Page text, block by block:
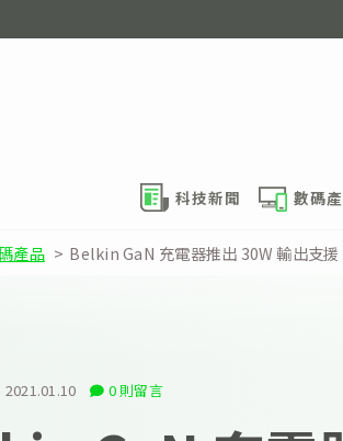
科技新聞 數碼
產品 > Belkin GaN 充電器推出 30W 輸出支
2021.01.10 0 則留言